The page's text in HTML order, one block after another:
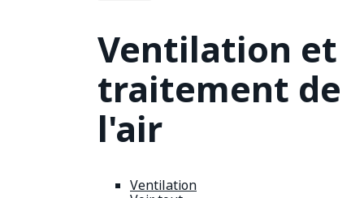
Ventilation et
traitement de
l'air
Ventilation